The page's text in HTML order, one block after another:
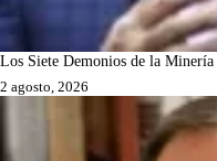
Los Siete Demonios de la Minería
2 agosto, 2026